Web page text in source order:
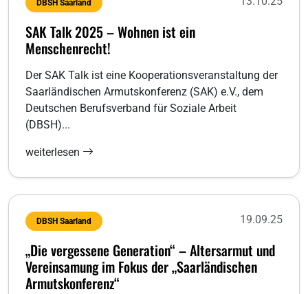
DBSH Saarland
SAK Talk 2025 – Wohnen ist ein
Menschenrecht!
Der SAK Talk ist eine Kooperationsveranstaltung der
Saarländischen Armutskonferenz (SAK) e.V., dem
Deutschen Berufsverband für Soziale Arbeit
(DBSH)...
weiterlesen
DBSH Saarland 19.09.25
„Die vergessene Generation“ – Altersarmut und
Vereinsamung im Fokus der „Saarländischen
Armutskonferenz“